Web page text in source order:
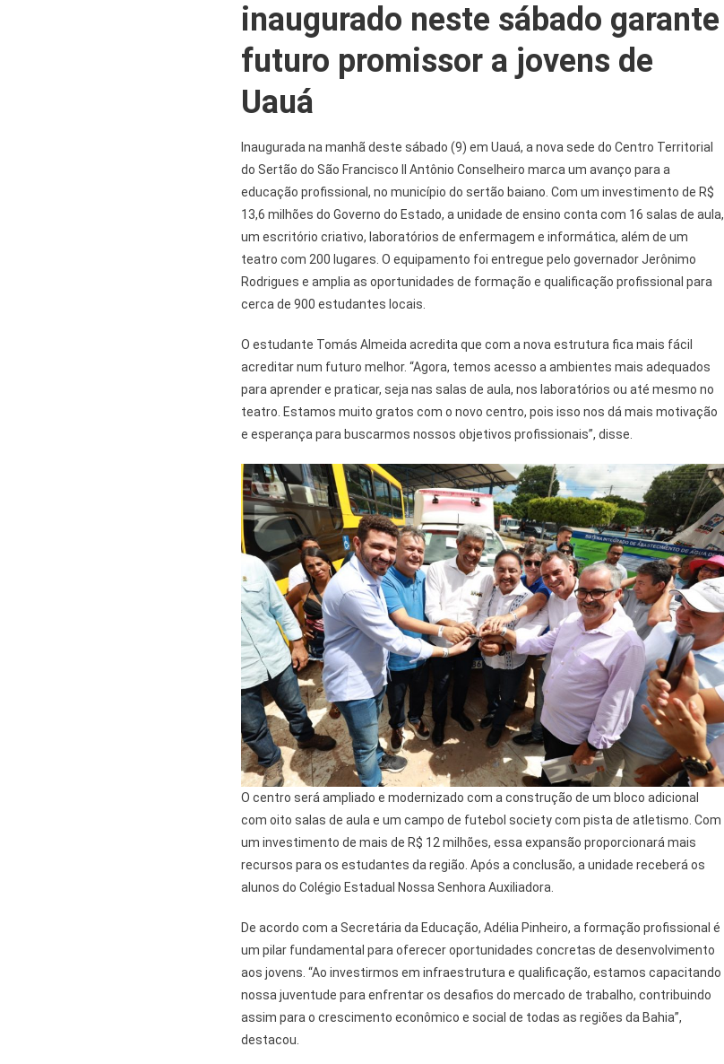
inaugurado neste sábado garante
futuro promissor a jovens de
Uauá
Inaugurada na manhã deste sábado (9) em Uauá, a nova sede do Centro Territorial
do Sertão do São Francisco II Antônio Conselheiro marca um avanço para a
educação profissional, no município do sertão baiano. Com um investimento de R$
13,6 milhões do Governo do Estado, a unidade de ensino conta com 16 salas de aula,
um escritório criativo, laboratórios de enfermagem e informática, além de um
teatro com 200 lugares. O equipamento foi entregue pelo governador Jerônimo
Rodrigues e amplia as oportunidades de formação e qualificação profissional para
cerca de 900 estudantes locais.
O estudante Tomás Almeida acredita que com a nova estrutura fica mais fácil
acreditar num futuro melhor. “Agora, temos acesso a ambientes mais adequados
para aprender e praticar, seja nas salas de aula, nos laboratórios ou até mesmo no
teatro. Estamos muito gratos com o novo centro, pois isso nos dá mais motivação
e esperança para buscarmos nossos objetivos profissionais”, disse.
O centro será ampliado e modernizado com a construção de um bloco adicional
com oito salas de aula e um campo de futebol society com pista de atletismo. Com
um investimento de mais de R$ 12 milhões, essa expansão proporcionará mais
recursos para os estudantes da região. Após a conclusão, a unidade receberá os
alunos do Colégio Estadual Nossa Senhora Auxiliadora.
De acordo com a Secretária da Educação, Adélia Pinheiro, a formação profissional é
um pilar fundamental para oferecer oportunidades concretas de desenvolvimento
aos jovens. “Ao investirmos em infraestrutura e qualificação, estamos capacitando
nossa juventude para enfrentar os desafios do mercado de trabalho, contribuindo
assim para o crescimento econômico e social de todas as regiões da Bahia”,
destacou.